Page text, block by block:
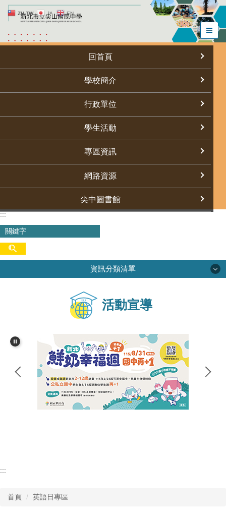
跳
到
要
區
ZH-TW JA EN
回首頁
學校簡介
行政單位
學生活動
專區資訊
網路資源
尖中圖書館
:::
資訊分類清單
網路資源
活動宣導
:::
首頁 英語日專區